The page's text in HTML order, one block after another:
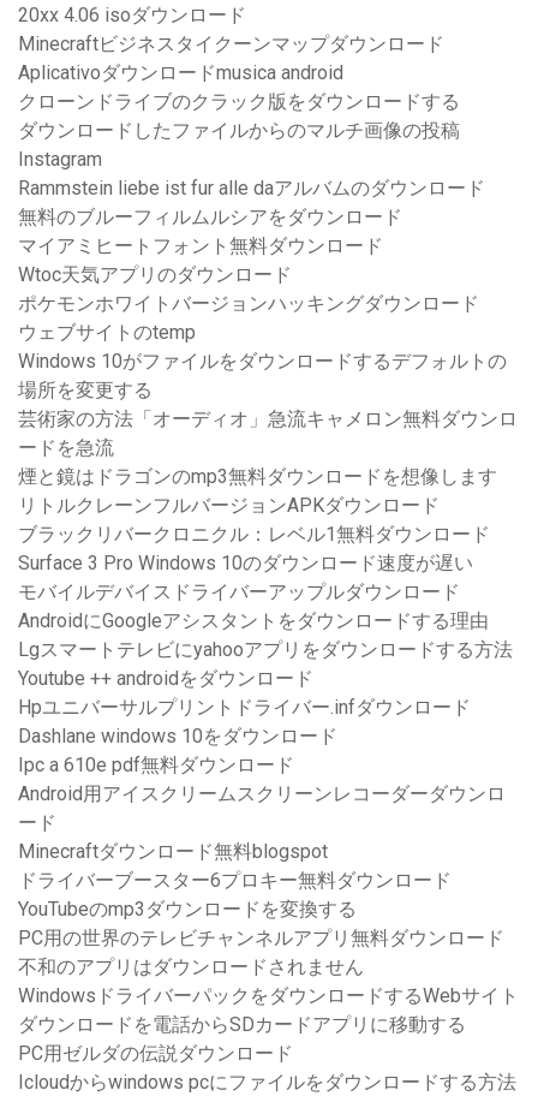
20xx 4.06 isoダウンロード
Minecraftビジネスタイクーンマップダウンロード
Aplicativoダウンロードmusica android
クローンドライブのクラック版をダウンロードする
ダウンロードしたファイルからのマルチ画像の投稿
Instagram
Rammstein liebe ist fur alle daアルバムのダウンロード
無料のブルーフィルムルシアをダウンロード
マイアミヒートフォント無料ダウンロード
Wtoc天気アプリのダウンロード
ポケモンホワイトバージョンハッキングダウンロード
ウェブサイトのtemp
Windows 10がファイルをダウンロードするデフォルトの
場所を変更する
芸術家の方法「オーディオ」急流キャメロン無料ダウンロ
ードを急流
煙と鏡はドラゴンのmp3無料ダウンロードを想像します
リトルクレーンフルバージョンAPKダウンロード
ブラックリバークロニクル：レベル1無料ダウンロード
Surface 3 Pro Windows 10のダウンロード速度が遅い
モバイルデバイスドライバーアップルダウンロード
AndroidにGoogleアシスタントをダウンロードする理由
Lgスマートテレビにyahooアプリをダウンロードする方法
Youtube ++ androidをダウンロード
Hpユニバーサルプリントドライバー.infダウンロード
Dashlane windows 10をダウンロード
Ipc a 610e pdf無料ダウンロード
Android用アイスクリームスクリーンレコーダーダウンロ
ード
Minecraftダウンロード無料blogspot
ドライバーブースター6プロキー無料ダウンロード
YouTubeのmp3ダウンロードを変換する
PC用の世界のテレビチャンネルアプリ無料ダウンロード
不和のアプリはダウンロードされません
WindowsドライバーパックをダウンロードするWebサイト
ダウンロードを電話からSDカードアプリに移動する
PC用ゼルダの伝説ダウンロード
Icloudからwindows pcにファイルをダウンロードする方法